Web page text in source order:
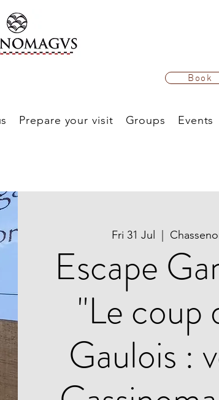
Book
Prepare your visit Groups
Events
Fri 31 Jul
Escape
"Le coup
Gaulois :